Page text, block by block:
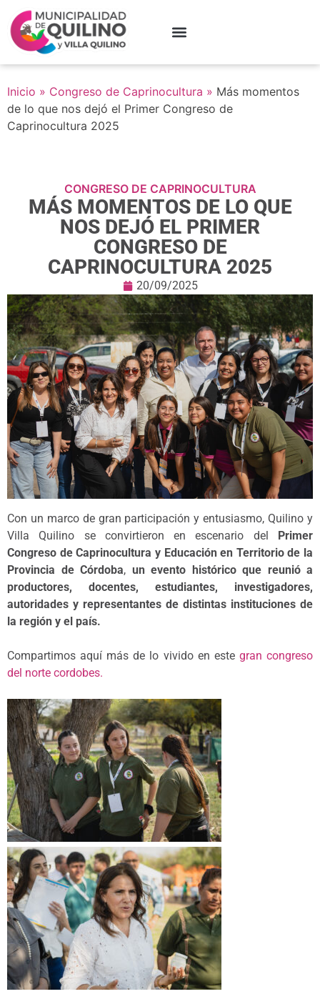
Inicio » Congreso de Caprinocultura » Más momentos
de lo que nos dejó el Primer Congreso de
Caprinocultura 2025
CONGRESO DE CAPRINOCULTURA
MÁS MOMENTOS DE LO QUE
NOS DEJÓ EL PRIMER
CONGRESO DE
CAPRINOCULTURA 2025
20/09/2025
Con un marco de gran participación y entusiasmo, Quilino y
Villa Quilino se convirtieron en escenario del Primer
Congreso de Caprinocultura y Educación en Territorio de la
Provincia de Córdoba, un evento histórico que reunió a
productores, docentes, estudiantes, investigadores,
autoridades y representantes de distintas instituciones de
la región y el país.
Compartimos aquí más de lo vivido en este gran congreso
del norte cordobes.